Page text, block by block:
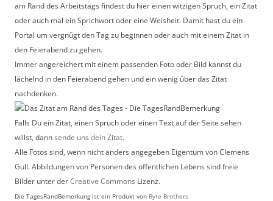
am Rand des Arbeitstags findest du hier einen witzigen Spruch, ein Zitat
oder auch mal ein Sprichwort oder eine Weisheit. Damit hast du ein
Portal um vergnügt den Tag zu beginnen oder auch mit einem Zitat in
den Feierabend zu gehen.
Immer angereichert mit einem passenden Foto oder Bild kannst du
lächelnd in den Feierabend gehen und ein wenig über das Zitat
nachdenken.
Falls Du ein Zitat, einen Spruch oder einen Text auf der Seite sehen
willst, dannsende uns dein Zitat.
Alle Fotos sind, wenn nicht anders angegeben Eigentum von Clemens
Gull. Abbildungen von Personen des öffentlichen Lebens sind freie
Bilder unter derCreative Commons Lizenz.
Die TagesRandBemerkung ist ein Produkt von Byte Brothers